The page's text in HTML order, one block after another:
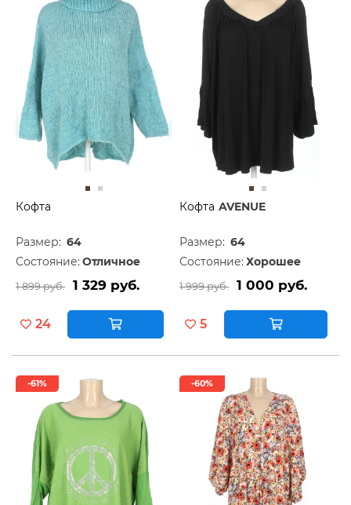
Кофта
Размер: 64
Состояние: Отличное
1 899 руб. 1 329 руб.
24
Кофта AVENUE
Размер: 64
Состояние: Хорошее
1 999 руб. 1 000 руб.
5
-61% -60%